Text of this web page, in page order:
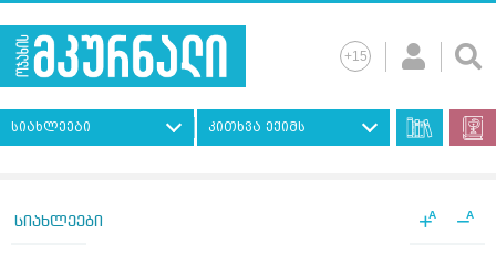
სიახლეები კითხვა ექიმს
სიახლეები +A −A